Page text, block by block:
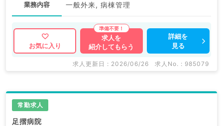
業務内容 一般外来, 病棟管理
お気に入り
求人を
紹介してもらう
詳細を
見る
求人更新日 : 2026/06/26 求人No. : 985079
常勤求人
足摺病院